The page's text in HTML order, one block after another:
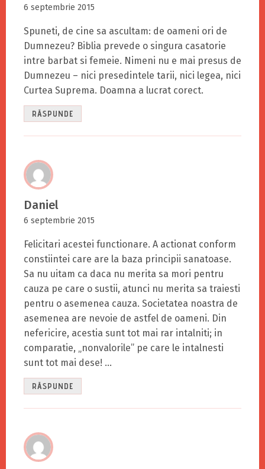
6 septembrie 2015
Spuneti, de cine sa ascultam: de oameni ori de
Dumnezeu? Biblia prevede o singura casatorie
intre barbat si femeie. Nimeni nu e mai presus de
Dumnezeu – nici presedintele tarii, nici legea, nici
Curtea Suprema. Doamna a lucrat corect.
RĂSPUNDE
Daniel
6 septembrie 2015
Felicitari acestei functionare. A actionat conform
constiintei care are la baza principii sanatoase.
Sa nu uitam ca daca nu merita sa mori pentru
cauza pe care o sustii, atunci nu merita sa traiesti
pentru o asemenea cauza. Societatea noastra de
asemenea are nevoie de astfel de oameni. Din
nefericire, acestia sunt tot mai rar intalniti; in
comparatie, „nonvalorile” pe care le intalnesti
sunt tot mai dese! …
RĂSPUNDE